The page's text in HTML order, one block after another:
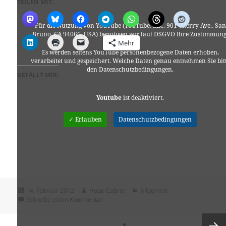
Für die Nutzung von YouTube (YouTube, LLC, 901 Cherry Ave., San
Bruno, CA 94066, USA) benötigen wir laut DSGVO Ihre
Es werden seitens YouTube personenbezogene Daten erhoben,
verarbeitet und gespeichert. Welche Daten genau entnehmen Sie
den Datenschutzbedingungen.
Youtubeist deaktiviert.
✓ Erlauben Datenschutzbedingungen
Mehr